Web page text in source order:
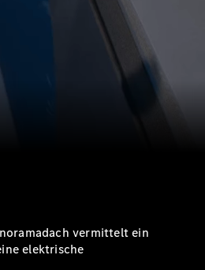
vermittelt ein
elektrische